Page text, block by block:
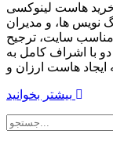
هاست لینوکسی
نویس ها، و مدیران
سایت، ترجیح
دو با اشراف کامل به